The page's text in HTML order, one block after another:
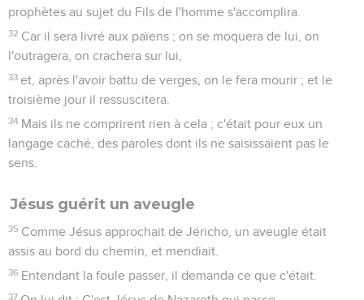
prophètes au sujet du Fils de l'homme s'accomplira.
32 Car il sera livré aux païens ; on se moquera de lui, on
l'outragera, on crachera sur lui,
33 et, après l'avoir battu de verges, on le fera mourir ; et le
troisième jour il ressuscitera.
34 Mais ils ne comprirent rien à cela ; c'était pour eux un
langage caché, des paroles dont ils ne saisissaient pas le
sens.
Jésus guérit un aveugle
35 Comme Jésus approchait de Jéricho, un aveugle était
assis au bord du chemin, et mendiait.
36 Entendant la foule passer, il demanda ce que c'était.
37